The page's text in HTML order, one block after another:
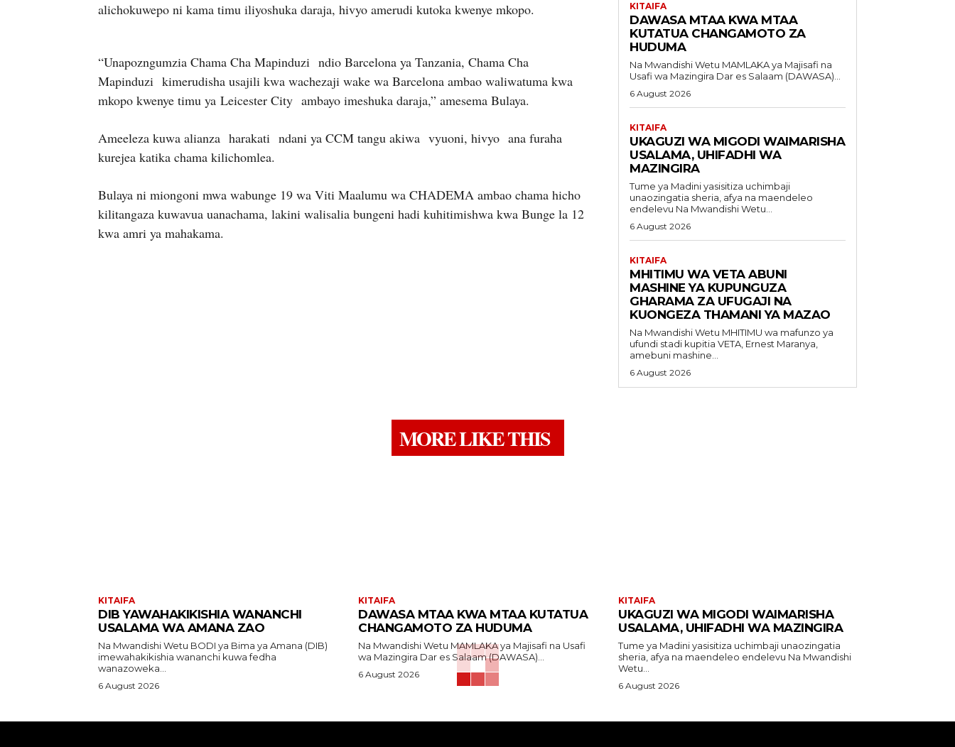
alichokuwepo ni kama timu iliyoshuka daraja, hivyo amerudi kutoka kwenye mkopo.
“Unapozngumzia Chama Cha Mapinduzi ndio Barcelona ya Tanzania, Chama Cha
Mapinduzi kimerudisha usajili kwa wachezaji wake wa Barcelona ambao waliwatuma kwa
mkopo kwenye timu ya Leicester City ambayo imeshuka daraja,” amesema Bulaya.
Ameeleza kuwa alianza harakati ndani ya CCM tangu akiwa vyuoni, hivyo ana furaha
kurejea katika chama kilichomlea.
Bulaya ni miongoni mwa wabunge 19 wa Viti Maalumu wa CHADEMA ambao chama hicho
kilitangaza kuwavua uanachama, lakini walisalia bungeni hadi kuhitimishwa kwa Bunge la 12
kwa amri ya mahakama.
KITAIFA
DAWASA MTAA KWA MTAA
KUTATUA CHANGAMOTO ZA
HUDUMA
Na Mwandishi Wetu MAMLAKA ya Majisafi na
Usafi wa Mazingira Dar es Salaam (DAWASA)...
6 August 2026
KITAIFA
UKAGUZI WA MIGODI WAIMARISHA
USALAMA, UHIFADHI WA
MAZINGIRA
Tume ya Madini yasisitiza uchimbaji
unaozingatia sheria, afya na maendeleo
endelevu Na Mwandishi Wetu...
6 August 2026
KITAIFA
MHITIMU WA VETA ABUNI
MASHINE YA KUPUNGUZA
GHARAMA ZA UFUGAJI NA
KUONGEZA THAMANI YA MAZAO
Na Mwandishi Wetu MHITIMU wa mafunzo ya
ufundi stadi kupitia VETA, Ernest Maranya,
amebuni mashine...
6 August 2026
MORE LIKE THIS
KITAIFA
DIB YAWAHAKIKISHIA WANANCHI
USALAMA WA AMANA ZAO
Na Mwandishi Wetu BODI ya Bima ya Amana (DIB)
imewahakikishia wananchi kuwa fedha
wanazoweka...
6 August 2026
KITAIFA
DAWASA MTAA KWA MTAA KUTATUA
CHANGAMOTO ZA HUDUMA
Na Mwandishi Wetu MAMLAKA ya Majisafi na Usafi
wa Mazingira Dar es Salaam (DAWASA)...
6 August 2026
KITAIFA
UKAGUZI WA MIGODI WAIMARISHA
USALAMA, UHIFADHI WA MAZINGIRA
Tume ya Madini yasisitiza uchimbaji unaozingatia
sheria, afya na maendeleo endelevu Na Mwandishi
Wetu...
6 August 2026